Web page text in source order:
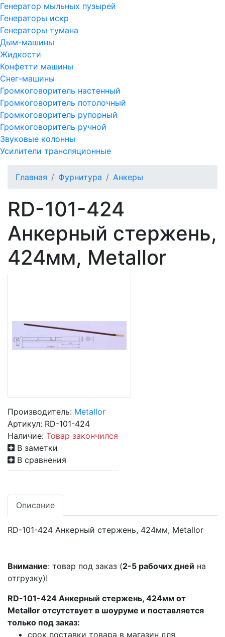
Генератор мыльных пузырей
Генераторы искр
Генераторы тумана
Дым-машины
Жидкости
Конфетти машины
Снег-машины
Громкоговоритель настенный
Громкоговоритель потолочный
Громкоговоритель рупорный
Громкоговоритель ручной
Звуковые колонны
Усилители трансляционные
Главная Фурнитура Анкеры
RD-101-424
Анкерный стержень,
424мм, Metallor
Производитель: Metallor
Артикул: RD-101-424
Наличие: Товар закончился
В заметки
В сравнения
Описание
RD-101-424 Анкерный стержень, 424мм, Metallor
Внимание: товар под заказ (2-5 рабочих дней на
отгрузку)!
RD-101-424 Анкерный стержень, 424мм от
Metallor отсутствует в шоуруме и поставляется
только под заказ:
срок поставки товара в магазин для